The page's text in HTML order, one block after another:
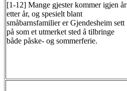
[1-12] Mange gjester kommer igjen år
etter år, og spesielt blant
småbarnsfamilier er Gjendesheim sett
på som et utmerket sted å tilbringe
både påske- og sommerferie.